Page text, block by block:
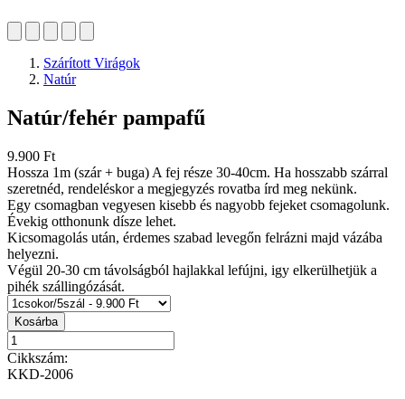
Szárított Virágok
Natúr
Natúr/fehér pampafű
9.900 Ft
Hossza 1m (szár + buga) A fej része 30-40cm. Ha hosszabb szárral
szeretnéd, rendeléskor a megjegyzés rovatba írd meg nekünk.
Egy csomagban vegyesen kisebb és nagyobb fejeket csomagolunk.
Évekig otthonunk dísze lehet.
Kicsomagolás után, érdemes szabad levegőn felrázni majd vázába
helyezni.
Végül 20-30 cm távolságból hajlakkal lefújni, igy elkerülhetjük a
pihék szállingózását.
Kosárba
Cikkszám:
KKD-2006